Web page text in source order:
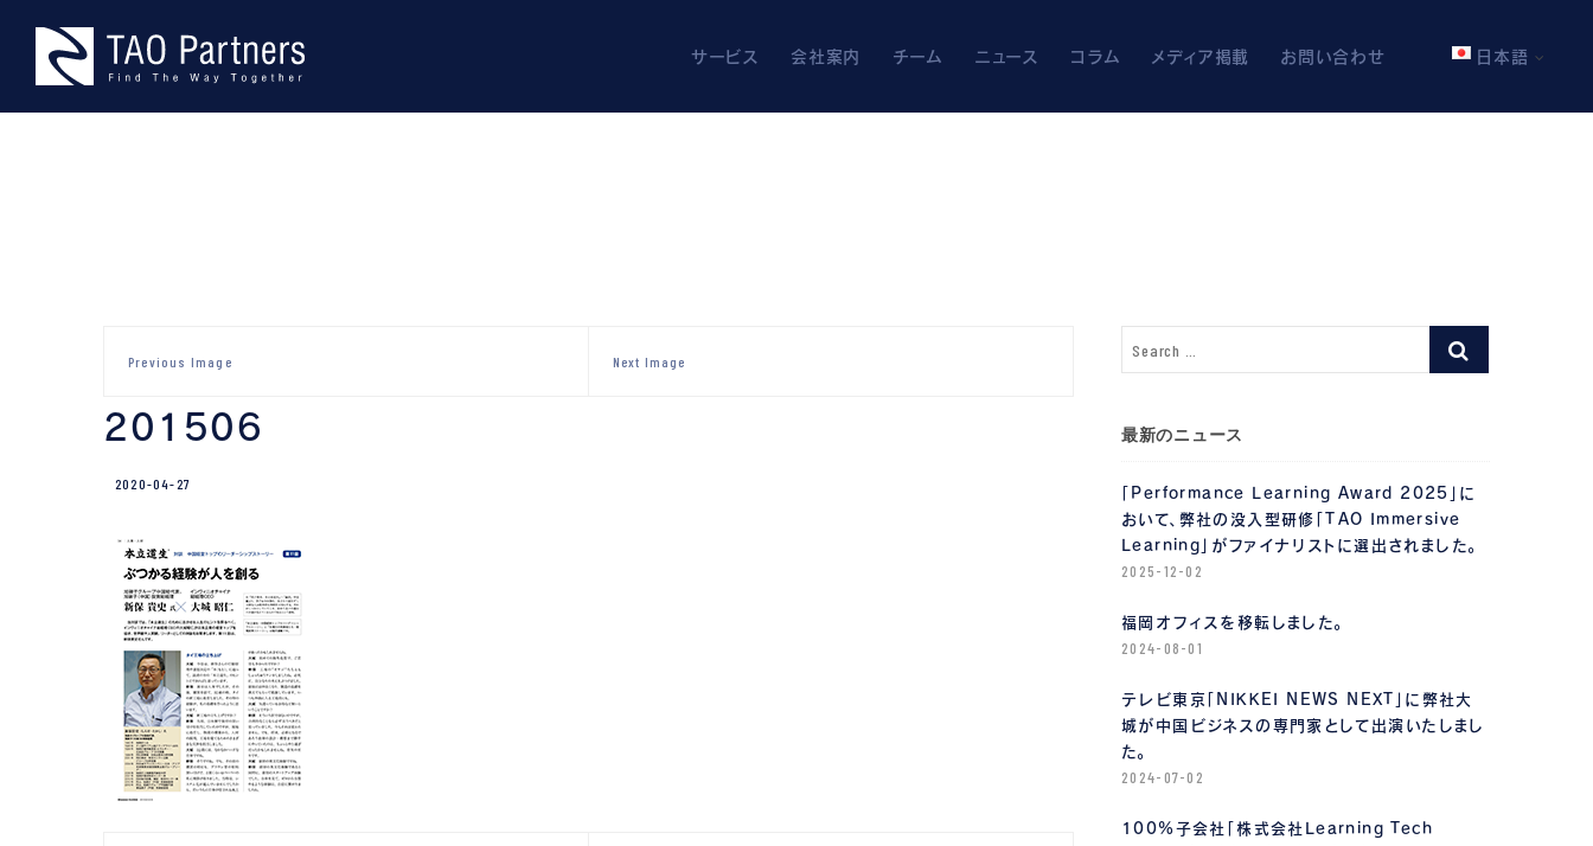
content
サービス 会社案内 チーム ニュース コラム メディア掲載 お問い合わせ 日本語
Previous Image Next Image
201506
2020-04-27
最新のニュース
「Performance Learning Award 2025」に
おいて、弊社の没入型研修「TAO Immersive
Learning」がファイナリストに選出されました。
2025-12-02
福岡オフィスを移転しました。
2024-08-01
テレビ東京「NIKKEI NEWS NEXT」に弊社大
城が中国ビジネスの専門家として出演いたしまし
た。
2024-07-02
100%子会社「株式会社Learning Tech